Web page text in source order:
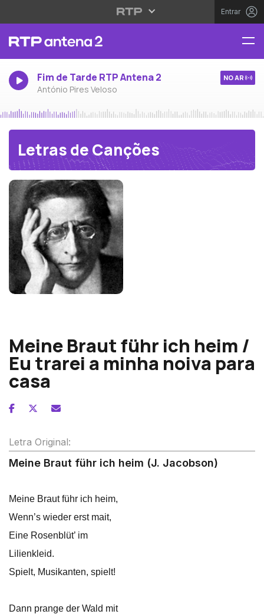
Entrar
Fim de Tarde RTP Antena 2
António Pires Veloso
NO AR
Letras de Canções
Meine Braut führ ich heim /
Eu trarei a minha noiva para
casa
Letra Original:
Meine Braut führ ich heim (J. Jacobson)
Meine Braut führ ich heim,
Wenn’s wieder erst mait,
Eine Rosenblüt’ im
Lilienkleid.
Spielt, Musikanten, spielt!
Dann prange der Wald mit